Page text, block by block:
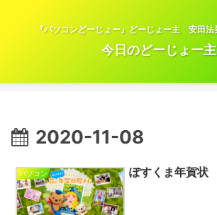
『パソコンどーじょー』どーじょー主 安田法
今日のどーじょー主
2020-11-08
パソコン ぽすくま年賀状